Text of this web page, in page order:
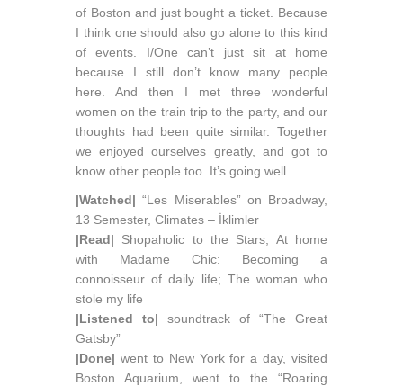
of Boston and just bought a ticket. Because
I think one should also go alone to this kind
of events. I/One can’t just sit at home
because I still don’t know many people
here. And then I met three wonderful
women on the train trip to the party, and our
thoughts had been quite similar. Together
we enjoyed ourselves greatly, and got to
know other people too. It’s going well.
|Watched| “Les Miserables” on Broadway,
13 Semester, Climates – İklimler
|Read| Shopaholic to the Stars; At home
with Madame Chic: Becoming a
connoisseur of daily life; The woman who
stole my life
|Listened to| soundtrack of “The Great
Gatsby”
|Done| went to New York for a day, visited
Boston Aquarium, went to the “Roaring